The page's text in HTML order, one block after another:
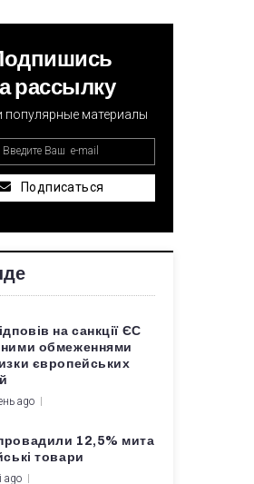
рассылку
популярные материалы
Подписаться
на санкції ЄС
обмеженнями
європейських
ago
12,5% мита
товари
ago